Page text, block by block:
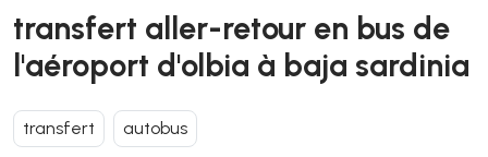
transfert aller-retour en bus de
l'aéroport d'olbia à baja sardinia
transfert autobus